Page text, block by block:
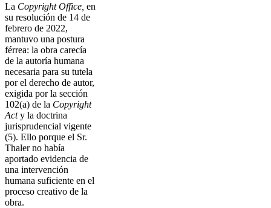
La Copyright Office, en
su resolución de 14 de
febrero de 2022,
mantuvo una postura
férrea: la obra carecía
de la autoría humana
necesaria para su tutela
por el derecho de autor,
exigida por la sección
102(a) de la Copyright
Acty la doctrina
jurisprudencial vigente
(5). Ello porque el Sr.
Thaler no había
aportado evidencia de
una intervención
humana suficiente en el
proceso creativo de la
obra.